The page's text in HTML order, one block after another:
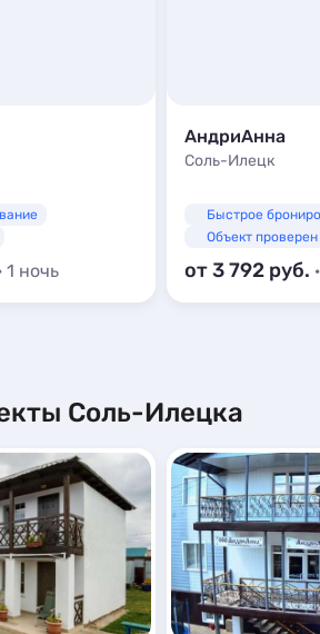
1 ночь
АндриАнна
Соль-Илецк
Быстрое
Объект проверен
от 3 792
Соль-Илецка